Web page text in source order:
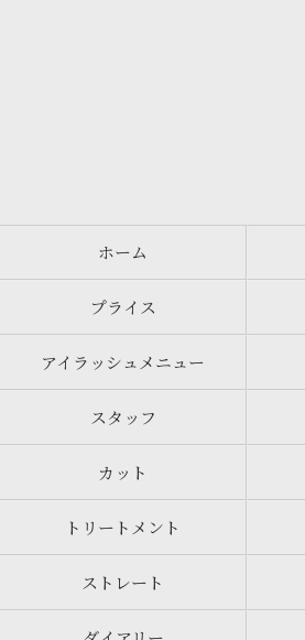
ホーム
プライス
アイラッシュメニュー
スタッフ
カット
トリートメント
ストレート